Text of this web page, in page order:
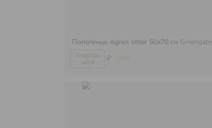
₽ -20%
Полотенце Agnes letter 50х70 см Greengate